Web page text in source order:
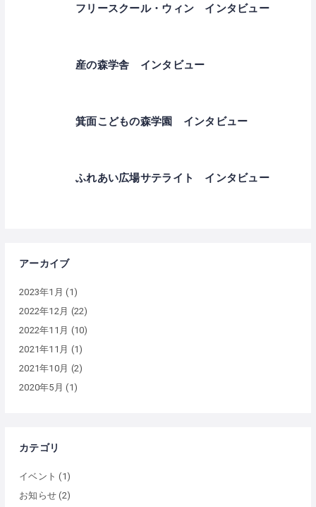
フリースクール・ウィン インタビュー
産の森学舎 インタビュー
箕面こどもの森学園 インタビュー
ふれあい広場サテライト インタビュー
アーカイブ
2023年1月 (1)
2022年12月 (22)
2022年11月 (10)
2021年11月 (1)
2021年10月 (2)
2020年5月 (1)
カテゴリ
イベント (1)
お知らせ (2)